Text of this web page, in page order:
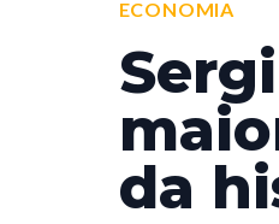
ECONOMIA
da